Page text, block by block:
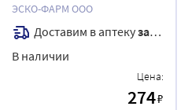
ЭСКО-ФАРМ ООО
Доставим в аптекузавтра
В наличии
Цена:
274₽